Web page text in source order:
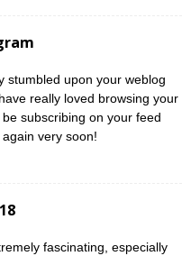
stumbled upon your weblog
really loved browsing your
be subscribing on your feed
very soon!
fascinating, especially